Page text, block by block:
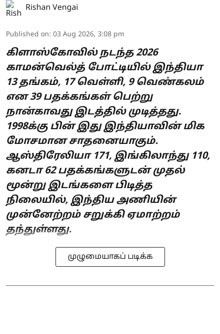
Rishan Vengai
Published on: 03 Aug 2026, 3:08 pm
கிளாஸ்கோவில் நடந்த 2026
காமன்வெல்த் போட்டியில் இந்தியா
13 தங்கம், 17 வெள்ளி, 9 வெண்கலம்
என 39 பதக்கங்கள் பெற்று
நான்காவது இடத்தில் முடித்தது.
1998க்கு பின் இது இந்தியாவின் மிக
மோசமான சாதனையாகும்.
ஆஸ்திரேலியா 171, இங்கிலாந்து 110,
கனடா 62 பதக்கங்களுடன் முதல்
மூன்று இடங்களை பிடித்த
நிலையில், இந்திய அணியின்
முன்னேற்றம் சறுக்கி ஏமாற்றம்
தந்துள்ளது.
முழுமையாகப் படிக்க